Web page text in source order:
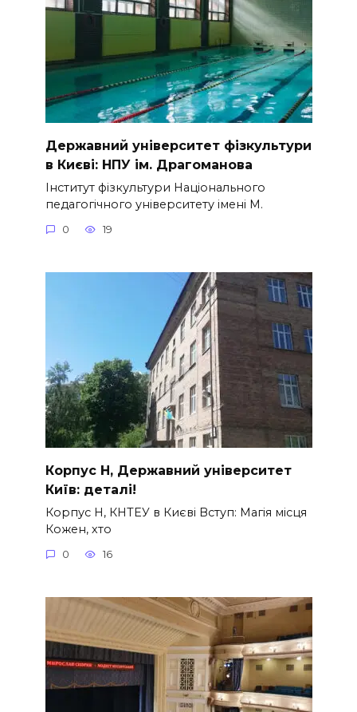
Державний університет фізкультури
в Києві: НПУ ім. Драгоманова
Інститут фізкультури Національного
педагогічного університету імені М.
0 19
Корпус Н, Державний університет
Київ: деталі!
Корпус Н, КНТЕУ в Києві Вступ: Магія місця
Кожен, хто
0 16